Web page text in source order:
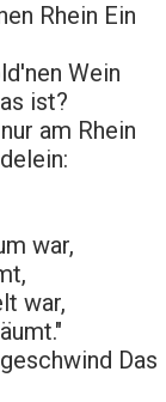
Rhein Ein
Wein
ist?
am Rhein
war,
war,
Das